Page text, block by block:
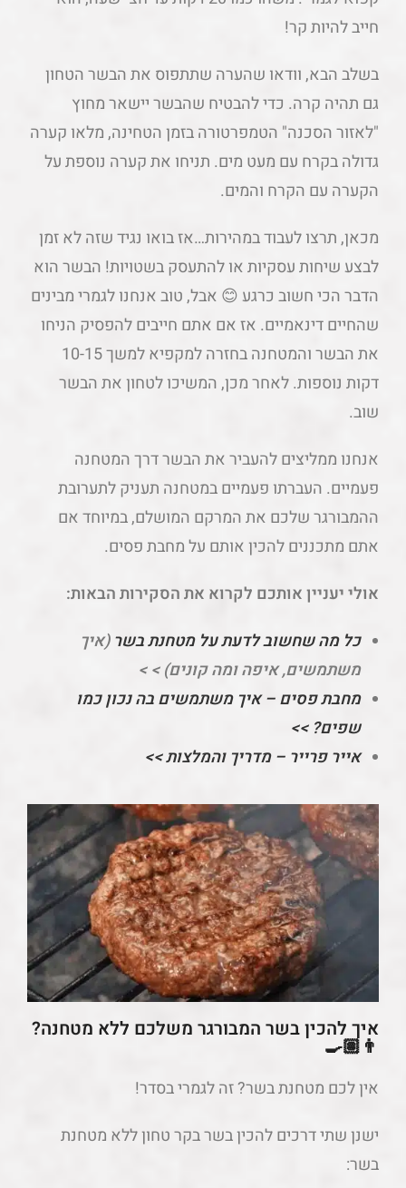
חייב להיות קר!
בשלב הבא, וודאו שהערה שתתפוס את הבשר הטחון
גם תהיה קרה. כדי להבטיח שהבשר יישאר מחוץ
"לאזור הסכנה" הטמפרטורה בזמן הטחינה, מלאו קערה
גדולה בקרח עם מעט מים. תניחו את קערה נוספת על
הקערה עם הקרח והמים.
מכאן, תרצו לעבוד במהירות…אז בואו נגיד שזה לא זמן
לבצע שיחות עסקיות או להתעסק בשטויות! הבשר הוא
הדבר הכי חשוב כרגע 😊 אבל, טוב אנחנו לגמרי מבינים
שהחיים דינאמיים. אז אם אתם חייבים להפסיק הניחו
את הבשר והמטחנה בחזרה למקפיא למשך 10-15
דקות נוספות. לאחר מכן, המשיכו לטחון את הבשר
שוב.
אנחנו ממליצים להעביר את הבשר דרך המטחנה
פעמיים. העברתו פעמיים במטחנה תעניק לתערובת
ההמבורגר שלכם את המרקם המושלם, במיוחד אם
אתם מתכננים להכין אותם על מחבת פסים.
אולי יעניין אותכם לקרוא את הסקירות הבאות:
כל מה שחשוב לדעת על מטחנת בשר(איך
משתמשים, איפה ומה קונים) > >
מחבת פסים – איך משתמשים בה נכון כמו
שפים? >>
אייר פרייר – מדריך והמלצות >>
איך להכין בשר המבורגר משלכם ללא מטחנה?
👨🏽‍🍳
אין לכם מטחנת בשר? זה לגמרי בסדר!
ישנן שתי דרכים להכין בשר בקר טחון ללא מטחנת
בשר: